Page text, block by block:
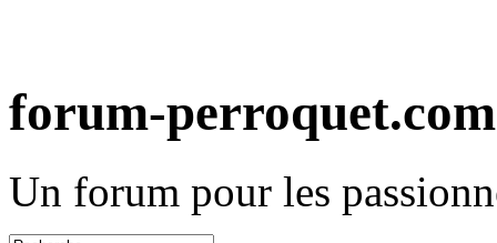
forum-perroquet.com
Un forum pour les